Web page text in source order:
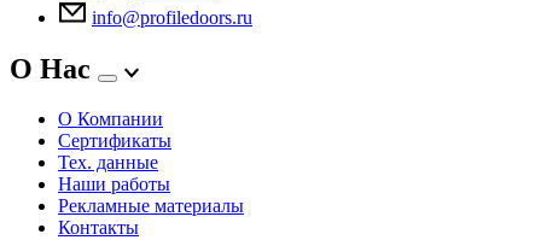
info@profiledoors.ru
О Нас
О Компании
Сертификаты
Тех. данные
Наши работы
Рекламные материалы
Контакты